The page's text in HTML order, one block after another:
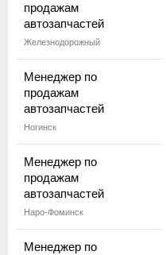
продажам
автозапчастей
Железнодорожный
Менеджер по
продажам
автозапчастей
Ногинск
Менеджер по
продажам
автозапчастей
Наро-Фоминск
Менеджер по